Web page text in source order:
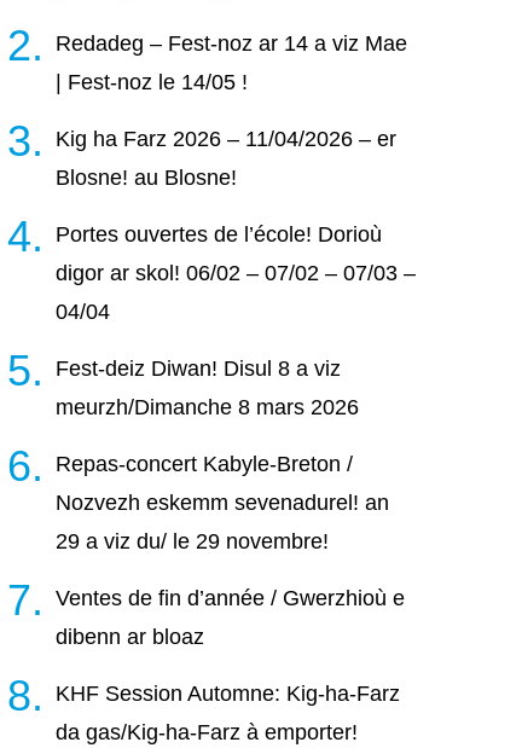
Redadeg – Fest-noz ar 14 a viz Mae
| Fest-noz le 14/05 !
Kig ha Farz 2026 – 11/04/2026 – er
Blosne! au Blosne!
Portes ouvertes de l’école! Dorioù
digor ar skol! 06/02 – 07/02 – 07/03 –
04/04
Fest-deiz Diwan! Disul 8 a viz
meurzh/Dimanche 8 mars 2026
Repas-concert Kabyle-Breton /
Nozvezh eskemm sevenadurel! an
29 a viz du/ le 29 novembre!
Ventes de fin d’année / Gwerzhioù e
dibenn ar bloaz
KHF Session Automne: Kig-ha-Farz
da gas/Kig-ha-Farz à emporter!